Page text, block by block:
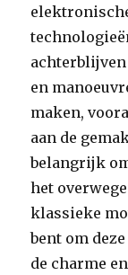
en
maken,
aan de
belangrijk
het
klassieke
bent om
de charme